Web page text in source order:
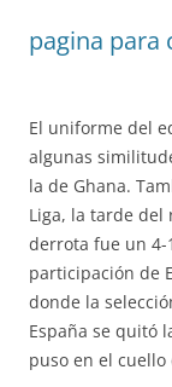
pagina para
El uniforme del
algunas
la de Ghana.
Liga, la tarde del
derrota fue un 4-
participación de
donde la
España se quitó
puso en el cuello